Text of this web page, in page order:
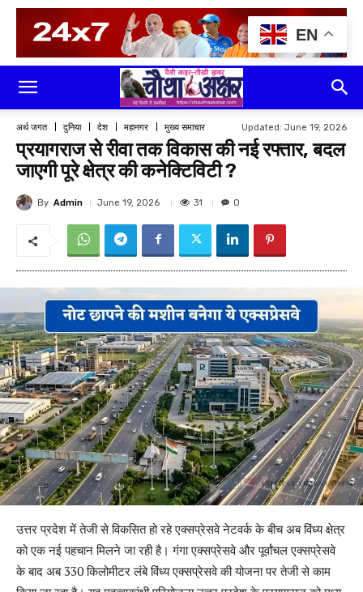
अर्थ जगत दुनिया देश महानगर मुख्य समाचार Updated: June 19, 2026
प्रयागराज से रीवा तक विकास की नई रफ्तार, बदल
जाएगी पूरे क्षेत्र की कनेक्टिविटी ?
By Admin June 19, 2026 31 0
उत्तर प्रदेश में तेजी से विकसित हो रहे एक्सप्रेसवे नेटवर्क के बीच अब विंध्य क्षेत्र
को एक नई पहचान मिलने जा रही है। गंगा एक्सप्रेसवे और पूर्वांचल एक्सप्रेसवे
के बाद अब 330 किलोमीटर लंबे विंध्य एक्सप्रेसवे की योजना पर तेजी से काम
EN